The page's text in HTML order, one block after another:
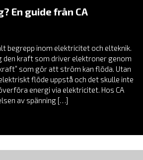
En guide från CA
begrepp inom elektricitet och elteknik.
kraft som driver elektroner genom
som gör att ström kan flöda. Utan
flöde uppstå och det skulle inte
energi via elektricitet. Hos CA
av spänning […]